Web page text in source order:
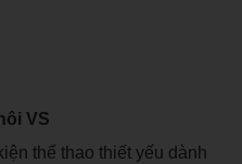
VS
thể thao thiết yếu dành